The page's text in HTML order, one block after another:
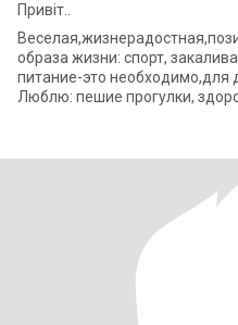
Привіт..
образа жизни: спорт,
питание-это необходимо,для
Люблю: пешие прогулки,